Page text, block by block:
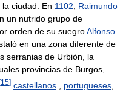
ciudad. En 1102
Raimundo
un nutrido grupo de
orden de su suegroAlfonso
en una zona diferente de
serranias de Urbión, la
provincias de Burgos,
15] castellanos portugueses